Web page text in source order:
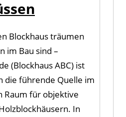
Blockhaus träumen
im Bau sind –
(Blockhaus ABC) ist
die führende Quelle im
Raum für objektive
In